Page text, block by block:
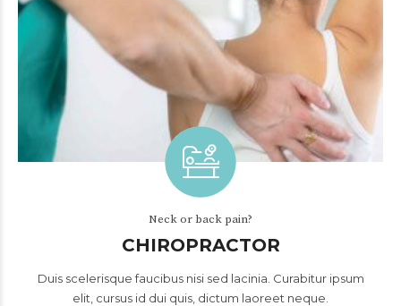
Neck or back pain?
CHIROPRACTOR
Duis scelerisque faucibus nisi sed lacinia. Curabitur ipsum
elit, cursus id dui quis, dictum laoreet neque.